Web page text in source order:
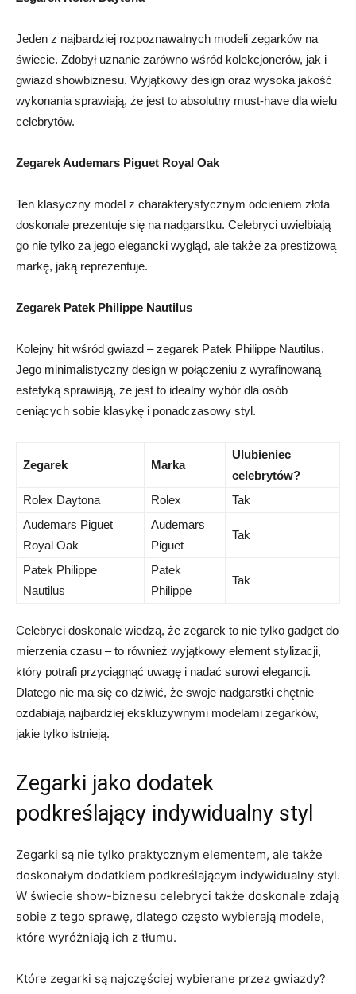
Jeden z ​najbardziej ⁢rozpoznawalnych modeli‍ zegarków na
‌świecie. Zdobył ⁣uznanie ‍zarówno wśród⁣ kolekcjonerów, jak ‌i​
gwiazd showbiznesu. Wyjątkowy design oraz wysoka jakość
wykonania ⁣sprawiają, ⁢że jest to ⁤absolutny ‌must-have ​dla wielu
celebrytów.
Zegarek Audemars⁣ Piguet ⁢Royal Oak
Ten‌ klasyczny model ⁣z charakterystycznym ⁤odcieniem złota
doskonale prezentuje się na nadgarstku.⁤ Celebryci uwielbiają
go⁢ nie​ tylko za jego ​elegancki wygląd, ⁢ale⁢ także za prestiżową
markę, jaką reprezentuje.
Zegarek Patek Philippe Nautilus
Kolejny hit wśród gwiazd – zegarek Patek Philippe Nautilus.
Jego minimalistyczny design w połączeniu​ z​ wyrafinowaną
estetyką sprawiają, że‍ jest to idealny ‌wybór ‌dla osób
ceniących sobie ‍klasykę i ponadczasowy styl.
Zegarek Marka
Ulubieniec
celebrytów?
Rolex Daytona
Rolex
Tak
Audemars⁣ Piguet
Royal Oak
Audemars
Piguet
Tak
Patek Philippe
Nautilus
Patek‌
Philippe
Tak
Celebryci doskonale wiedzą, że zegarek to nie tylko gadget​ do
mierzenia‌ czasu – to również wyjątkowy element stylizacji,⁢
który potrafi przyciągnąć uwagę i nadać surowi elegancji.
Dlatego nie ma się co dziwić, że swoje nadgarstki chętnie
ozdabiają najbardziej⁢ ekskluzywnymi modelami zegarków,
‍jakie tylko ‍istnieją.
Zegarki jako dodatek
podkreślający indywidualny ⁤styl
Zegarki są nie ⁢tylko praktycznym⁣ elementem, ale także
⁣doskonałym dodatkiem ⁤podkreślającym indywidualny styl.
W​ świecie show-biznesu celebryci także doskonale zdają
sobie ⁣z tego sprawę, dlatego często wybierają⁤ modele,
które wyróżniają ‍ich z tłumu.
Które zegarki są najczęściej wybierane przez gwiazdy?